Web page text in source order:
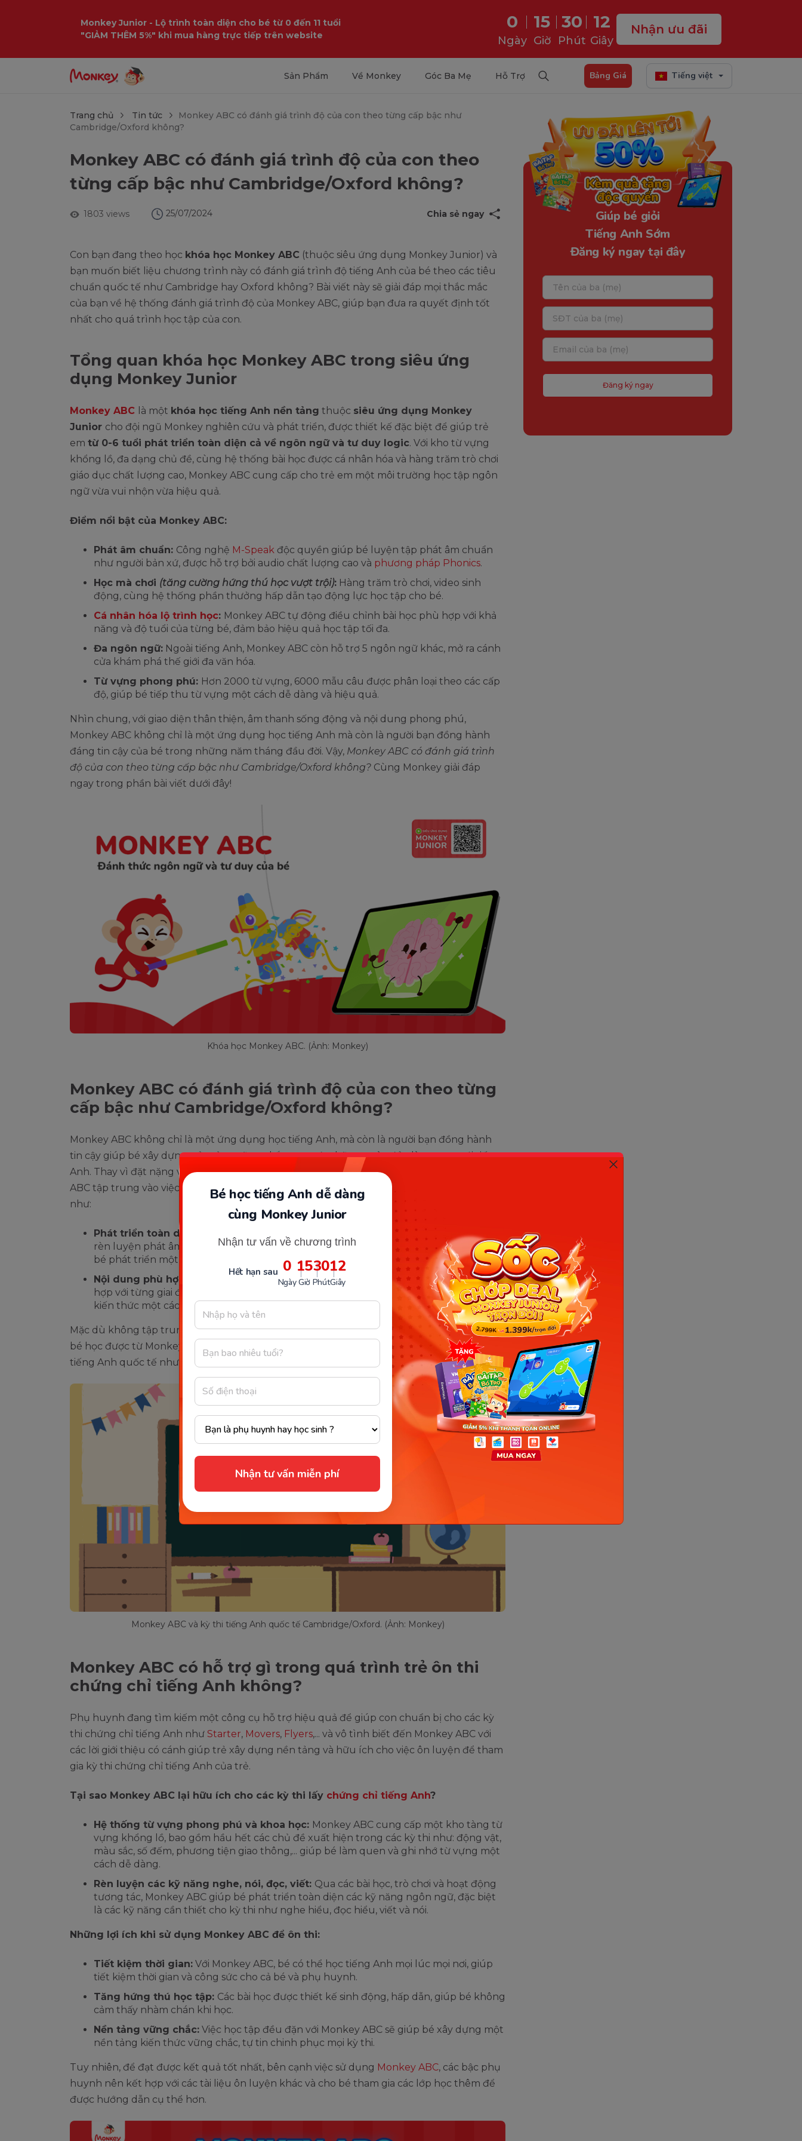
Monkey Junior - Lộ trình toàn diện cho bé từ 0 đến 11 tuổi
"GIẢM THÊM 5%" khi mua hàng trực tiếp trên website
0
Ngày
15
Giờ
30
Phút
11
Giây
Nhận ưu đãi
Sản Phẩm Về Monkey Góc Ba Mẹ Hỗ Trợ Bảng Giá Tiếng việt
Bé học tiếng Anh dễ dàng
cùng Monkey Junior
Nhận tư vấn về chương trình
Hết hạn sau 0
Ngày
15
Giờ
30
Phút
11
Giây
Nhận tư vấn miễn phí
Trang chủ Tin tức
Monkey ABC có đánh giá trình độ của con theo từng cấp bậc như
Cambridge/Oxford không?
Monkey ABC có đánh giá trình độ của con theo
từng cấp bậc như Cambridge/Oxford không?
1803 views 25/07/2024 Chia sẻ ngay
Con bạn đang theo học khóa học Monkey ABC (thuộc siêu ứng dụng Monkey Junior) và
bạn muốn biết liệu chương trình này có đánh giá trình độ tiếng Anh của bé theo các tiêu
chuẩn quốc tế như Cambridge hay Oxford không? Bài viết này sẽ giải đáp mọi thắc mắc
của bạn về hệ thống đánh giá trình độ của Monkey ABC, giúp bạn đưa ra quyết định tốt
nhất cho quá trình học tập của con.
Tổng quan khóa học Monkey ABC trong siêu ứng
dụng Monkey Junior
Monkey ABC là một khóa học tiếng Anh nền tảng thuộc siêu ứng dụng Monkey
Junior cho đội ngũ Monkey nghiên cứu và phát triển, được thiết kế đặc biệt để giúp trẻ
em từ 0-6 tuổi phát triển toàn diện cả về ngôn ngữ và tư duy logic. Với kho từ vựng
khổng lồ, đa dạng chủ đề, cùng hệ thống bài học được cá nhân hóa và hàng trăm trò chơi
giáo dục chất lượng cao, Monkey ABC cung cấp cho trẻ em một môi trường học tập ngôn
ngữ vừa vui nhộn vừa hiệu quả.
Điểm nổi bật của Monkey ABC:
Phát âm chuẩn: Công nghệ M-Speak độc quyền giúp bé luyện tập phát âm chuẩn
như người bản xứ, được hỗ trợ bởi audio chất lượng cao và phương pháp Phonics.
Học mà chơi (tăng cường hứng thú học vượt trội): Hàng trăm trò chơi, video sinh
động, cùng hệ thống phần thưởng hấp dẫn tạo động lực học tập cho bé.
Cá nhân hóa lộ trình học: Monkey ABC tự động điều chỉnh bài học phù hợp với khả
năng và độ tuổi của từng bé, đảm bảo hiệu quả học tập tối đa.
Đa ngôn ngữ: Ngoài tiếng Anh, Monkey ABC còn hỗ trợ 5 ngôn ngữ khác, mở ra cánh
cửa khám phá thế giới đa văn hóa.
Từ vựng phong phú: Hơn 2000 từ vựng, 6000 mẫu câu được phân loại theo các cấp
độ, giúp bé tiếp thu từ vựng một cách dễ dàng và hiệu quả.
Nhìn chung, với giao diện thân thiện, âm thanh sống động và nội dung phong phú,
Monkey ABC không chỉ là một ứng dụng học tiếng Anh mà còn là người bạn đồng hành
đáng tin cậy của bé trong những năm tháng đầu đời. Vậy, Monkey ABC có đánh giá trình
độ của con theo từng cấp bậc như Cambridge/Oxford không? Cùng Monkey giải đáp
ngay trong phần bài viết dưới đây!
Khóa học Monkey ABC. (Ảnh: Monkey)
Monkey ABC có đánh giá trình độ của con theo từng
cấp bậc như Cambridge/Oxford không?
Monkey ABC không chỉ là một ứng dụng học tiếng Anh, mà còn là người bạn đồng hành
tin cậy giúp bé xây dựng nền tảng vững chắc ngay từ những ngày đầu làm quen với tiếng
Anh. Thay vì đặt nặng việc đạt được các chứng chỉ nhưCambridge
ABC tập trung vào việc trang bị cho bé những kiến thức và kỹ năng cơ bản quan trọng
như:
Phát triển toàn diện kỹ năng ngôn ngữ:
Từ việc làm quen với các từ vựng cơ bản,
rèn luyện phát âm chuẩn, đến xây dựng cấu trúc câu hoàn chỉnh, Monkey ABC hỗ trợ
bé phát triển một cách toàn diện các kỹ năng ngôn ngữ.
Nội dung phù hợp trẻ từ 0-6 tuổi:
Chương trình học được thiết kế khoa học, phù
hợp với từng giai đoạn phát triển của trẻ trong độ tuổi từ 0 đến 6, giúp bé tiếp thu
kiến thức một cách dễ dàng và hiệu quả.
Mặc dù không tập trung vào việc luyện thi cụ thể, nhưng những kiến thức và kỹ năng mà
bé học được từ Monkey ABC sẽ là nền tảng vững chắc giúp bé tự tin tham gia các kỳ thi
tiếng Anh quốc tế như Cambridge hay Oxford trong tương lai.
Monkey ABC và kỳ thi tiếng Anh quốc tế Cambridge/Oxford. (Ảnh: Monkey)
Monkey ABC có hỗ trợ gì trong quá trình trẻ ôn thi
chứng chỉ tiếng Anh không?
Phụ huynh đang tìm kiếm một công cụ hỗ trợ hiệu quả để giúp con chuẩn bị cho các kỳ
thi chứng chỉ tiếng Anh như Starter, Movers, Flyers,... và vô tình biết đến Monkey ABC với
các lời giới thiệu có cánh giúp trẻ xây dựng nền tảng và hữu ích cho việc ôn luyện để tham
gia kỳ thi chứng chỉ tiếng Anh của trẻ.
Tại sao Monkey ABC lại hữu ích cho các kỳ thi lấy chứng chỉ tiếng Anh?
Hệ thống từ vựng phong phú và khoa học: Monkey ABC cung cấp một kho tàng từ
vựng khổng lồ, bao gồm hầu hết các chủ đề xuất hiện trong các kỳ thi như: động vật,
màu sắc, số đếm, phương tiện giao thông,... giúp bé làm quen và ghi nhớ từ vựng một
cách dễ dàng.
Rèn luyện các kỹ năng nghe, nói, đọc, viết: Qua các bài học, trò chơi và hoạt động
tương tác, Monkey ABC giúp bé phát triển toàn diện các kỹ năng ngôn ngữ, đặc biệt
là các kỹ năng cần thiết cho kỳ thi như nghe hiểu, đọc hiểu, viết và nói.
Những lợi ích khi sử dụng Monkey ABC để ôn thi:
Tiết kiệm thời gian: Với Monkey ABC, bé có thể học tiếng Anh mọi lúc mọi nơi, giúp
tiết kiệm thời gian và công sức cho cả bé và phụ huynh.
Tăng hứng thú học tập: Các bài học được thiết kế sinh động, hấp dẫn, giúp bé không
cảm thấy nhàm chán khi học.
Nền tảng vững chắc: Việc học tập đều đặn với Monkey ABC sẽ giúp bé xây dựng một
nền tảng kiến thức vững chắc, tự tin chinh phục mọi kỳ thi.
Tuy nhiên, để đạt được kết quả tốt nhất, bên cạnh việc sử dụng Monkey ABC, các bậc phụ
huynh nên kết hợp với các tài liệu ôn luyện khác và cho bé tham gia các lớp học thêm để
được hướng dẫn cụ thể hơn.
Giúp bé giỏi
Tiếng Anh Sớm
Đăng ký ngay tại đây
Đăng ký ngay